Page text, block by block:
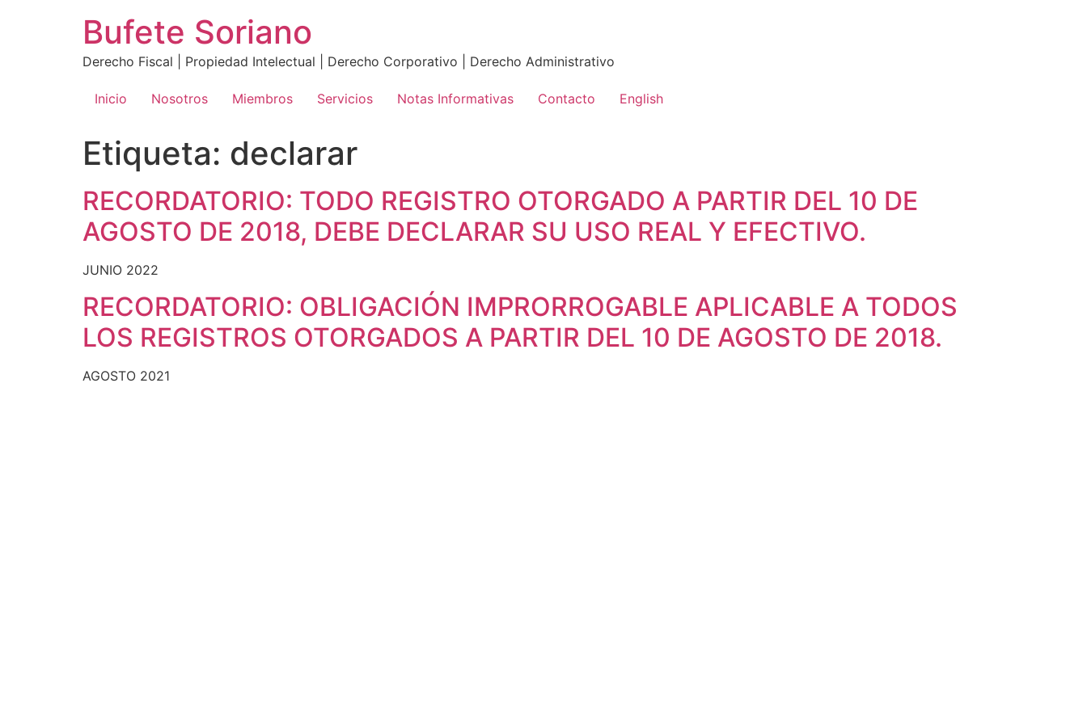
Bufete Soriano
Derecho Fiscal | Propiedad Intelectual | Derecho Corporativo | Derecho Administrativo
Inicio Nosotros Miembros Servicios Notas Informativas Contacto English
Etiqueta: declarar
RECORDATORIO: TODO REGISTRO OTORGADO A PARTIR DEL 10 DE
AGOSTO DE 2018, DEBE DECLARAR SU USO REAL Y EFECTIVO.
JUNIO 2022
RECORDATORIO: OBLIGACIÓN IMPRORROGABLE APLICABLE A TODOS
LOS REGISTROS OTORGADOS A PARTIR DEL 10 DE AGOSTO DE 2018.
AGOSTO 2021